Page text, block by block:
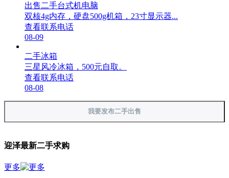
出售二手台式机电脑
双核4g内存，硬盘500g机箱，23寸显示器...
查看联系电话
08-09
二手冰箱
三星风冷冰箱，500元自取。
查看联系电话
08-08
我要发布二手出售
迎泽最新二手求购
更多